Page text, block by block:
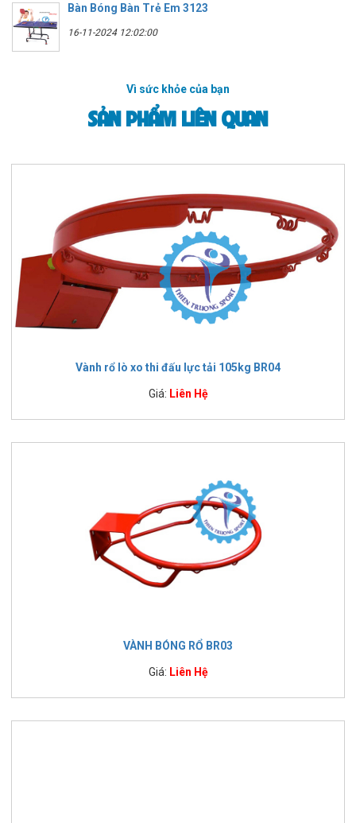
Bàn Bóng Bàn Trẻ Em 3123
16-11-2024 12:02:00
Vì sức khỏe của bạn
SẢN PHẨM LIÊN QUAN
Vành rổ lò xo thi đấu lực tải 105kg BR04
Giá: Liên Hệ
VÀNH BÓNG RỔ BR03
Giá: Liên Hệ